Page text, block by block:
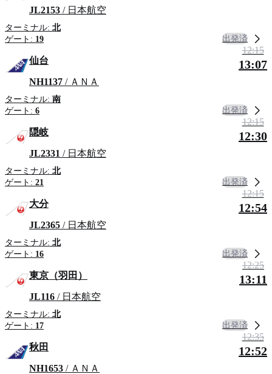
JL2153 / 日本航空
ターミナル: 北
ゲート: 19 出発済
仙台
NH1137 / ＡＮＡ
ターミナル: 南
ゲート: 6
12:15
13:07
出発済
隠岐
JL2331 / 日本航空
ターミナル: 北
ゲート: 21
12:15
12:30
出発済
大分
JL2365 / 日本航空
ターミナル: 北
ゲート: 16
12:15
12:54
出発済
東京（羽田）
JL116 / 日本航空
ターミナル: 北
ゲート: 17
12:25
13:11
出発済
秋田
NH1653 / ＡＮＡ
12:35
12:52